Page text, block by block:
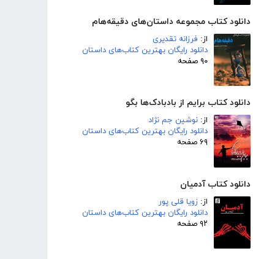
دانلود کتاب مجموعه داستان‌های دقیقه‌هام
از: فرزانه تقدیری
دانلود رایگان بهترین کتاب‌های داستان
۹۰ صفحه
دانلود کتاب برایم از بادبادک‌ها بگو
از: نوشین جم نژاد
دانلود رایگان بهترین کتاب‌های داستان
۶۹ صفحه
دانلود کتاب آدمیان
از: زویا قلی پور
دانلود رایگان بهترین کتاب‌های داستان
۹۲ صفحه